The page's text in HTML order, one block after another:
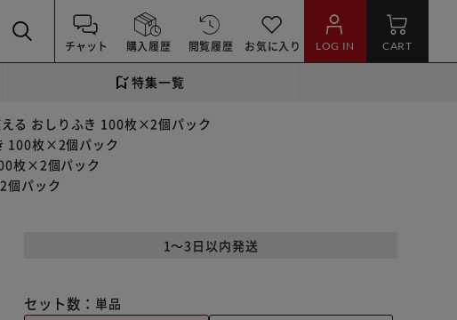
チャット 購入履歴 閲覧履歴 お気に入り LOG IN CART
特集一覧
る おしりふき 100枚×2個パック
100枚×2個パック
枚×2個パック
個パック
1～3日以内発送
セット数： 単品